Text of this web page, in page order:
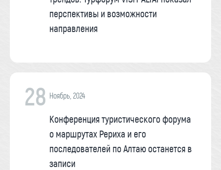
перспективы и возможности
направления
28 Ноябрь, 2024
Конференция туристического форума
о маршрутах Рериха и его
последователей по Алтаю останется в
записи